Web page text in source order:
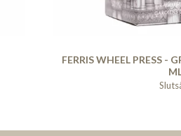
FERRIS WHEEL PRESS -